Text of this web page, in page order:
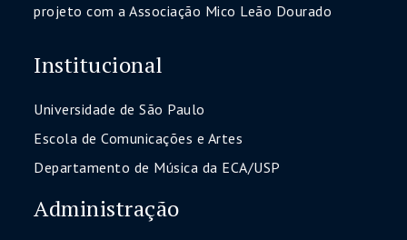
projeto com a Associação Mico Leão Dourado
Institucional
Universidade de São Paulo
Escola de Comunicações e Artes
Departamento de Música da ECA/USP
Administração